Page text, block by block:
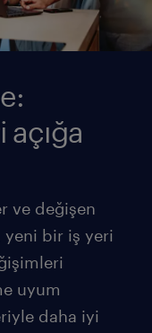
ve değişen
bir iş yeri
uyum
daha iyi